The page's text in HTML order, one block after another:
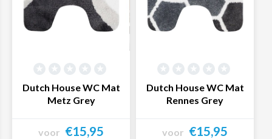
Dutch House WC Mat
Metz Grey
voor €15,95
Dutch House WC Mat
Rennes Grey
voor €15,95